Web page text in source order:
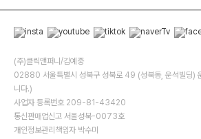
(주)클릭앤퍼니/김예중
02880 서울특별시 성북구 성북로 49 (성북동, 운석빌딩)
니다.)
사업자 등록번호 209-81-43420
통신판매업신고 서울성북-0073호
개인정보관리책임자 박수미